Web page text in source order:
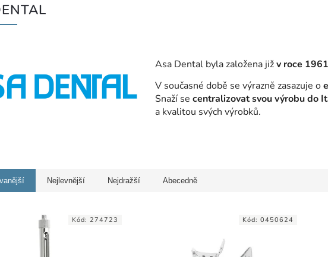
Asa Dental byla založena jižv roce 1961
V současné době se výrazně zasazuje o
Snaží se centralizovat svou výrobu do
a kvalitou svých výrobků.
Nejlevnější Nejdražší Abecedně
Kód:274723 Kód:0450624